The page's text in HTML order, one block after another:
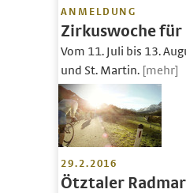
ANMELDUNG
Zirkuswoche für
Vom 11. Juli bis 13.
und St. Martin. [mehr]
29.2.2016
Ötztaler